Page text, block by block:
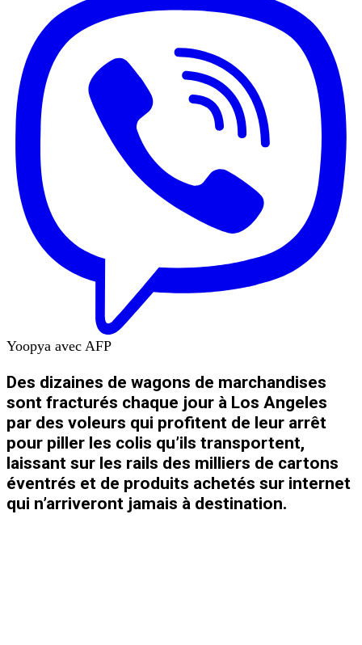
Yoopya avec AFP
Des dizaines de wagons de marchandises
sont fracturés chaque jour à Los Angeles
par des voleurs qui profitent de leur arrêt
pour piller les colis qu’ils transportent,
laissant sur les rails des milliers de cartons
éventrés et de produits achetés sur internet
qui n’arriveront jamais à destination.